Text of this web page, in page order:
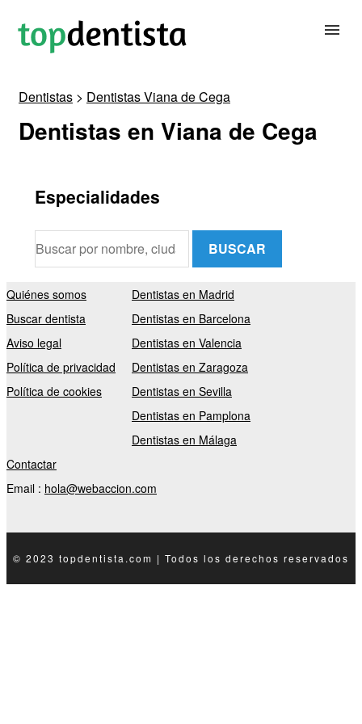
BUSCAR DENTISTA
CONTACTAR
Dentistas > Dentistas Viana de Cega
Dentistas en Viana de Cega
Especialidades
BUSCAR
Quiénes somos
Buscar dentista
Aviso legal
Política de privacidad
Política de cookies
Dentistas en Madrid
Dentistas en Barcelona
Dentistas en Valencia
Dentistas en Zaragoza
Dentistas en Sevilla
Dentistas en Pamplona
Dentistas en Málaga
Contactar
Email : hola@webaccion.com
© 2023 topdentista.com | Todos los derechos reservados